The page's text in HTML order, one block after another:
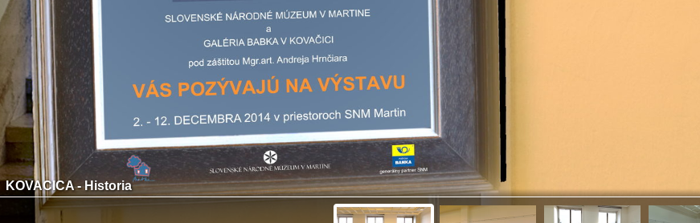
KOVACICA - Historia